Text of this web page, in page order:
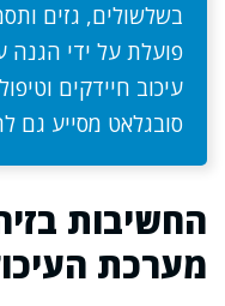
בשלשולים, גזים
פועלת על ידי הגנה
עיכוב חיידקים
סובגלאט מסייע גם
החשיבות
מערכת